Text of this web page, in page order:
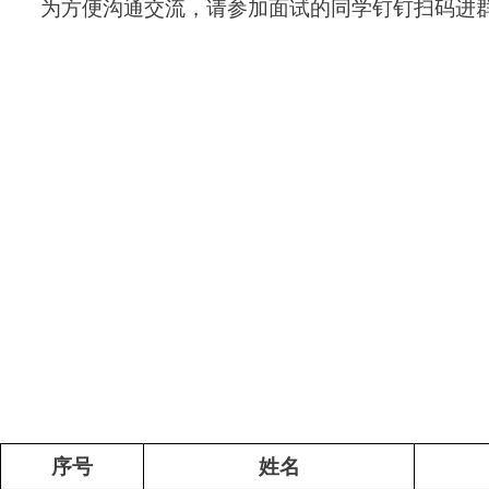
为方便沟通交流，请参加面试的同学钉钉扫码进
序号
姓名